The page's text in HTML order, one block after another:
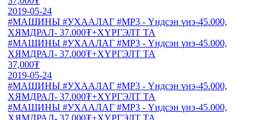
2019-05-24
#МАШИНЫ #УХААЛАГ #МР3 - Үндсэн үнэ-45.000,
ХЯМДРАЛ- 37.000₮+ХҮРГЭЛТ ТА
#МАШИНЫ #УХААЛАГ #МР3 - Үндсэн үнэ-45.000,
ХЯМДРАЛ- 37.000₮+ХҮРГЭЛТ ТА
37,000₮
2019-05-24
#МАШИНЫ #УХААЛАГ #МР3 - Үндсэн үнэ-45.000,
ХЯМДРАЛ- 37.000₮+ХҮРГЭЛТ ТА
#МАШИНЫ #УХААЛАГ #МР3 - Үндсэн үнэ-45.000,
ХЯМДРАЛ- 37.000₮+ХҮРГЭЛТ ТА